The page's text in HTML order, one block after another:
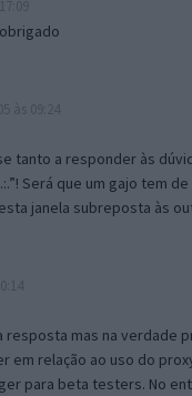
tanto a responder às
Será que um gajo tem
janela subreposta às
mas na verdade
em relação ao uso do
para beta testers. No